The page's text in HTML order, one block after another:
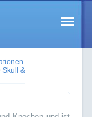
Skull &